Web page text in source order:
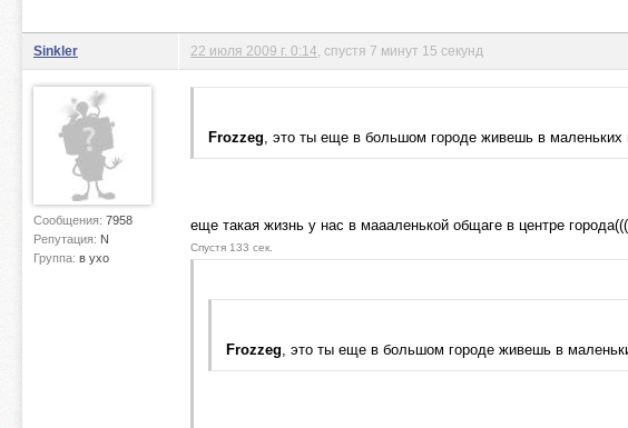
Sinkler
Сообщения: 7958
Репутация: N
Группа: в ухо
22 июля 2009 г. 0:14 , спустя 7 минут 15 секунд
Frozzeg, это ты еще в большом городе живешь в маленьких
еще такая жизнь у нас в маааленькой общаге в центре города(((
Спустя 133 сек.
Frozzeg, это ты еще в большом городе живешь в